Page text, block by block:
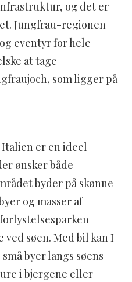
og det er
Jungfrau-regionen
eventyr for hele
at tage
som ligger på
er en ideel
ønsker både
byder på skønne
og masser af
søen. Med bil kan I
byer langs søens
i bjergene eller